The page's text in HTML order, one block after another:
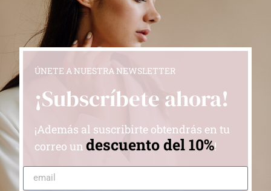
ÚNETE A NUESTRA NEWSLETTER
¡Subscríbete ahora!
¡Además al suscribirte obtendrás en tu
correo un descuento del 10%!